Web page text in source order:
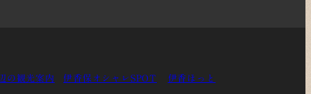
の観光案内 伊香保オシャレSPOT 伊香ほっと